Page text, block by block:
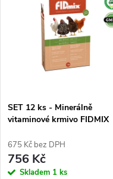
SET 12 ks - Minerálně
vitaminové krmivo FIDMIX
675 Kč bez DPH
756 Kč
Skladem 1 ks